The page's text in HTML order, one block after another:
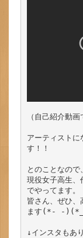
（自己紹介動画
アーティスト
す！！
とのことなので
現役女子高生、
でやってます。
皆さん、ぜひ、
ます(*- -)(*_
↓インスタもあ